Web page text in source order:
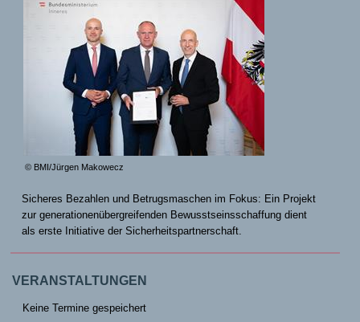
© BMI/Jürgen Makowecz
Sicheres Bezahlen und Betrugsmaschen im Fokus: Ein Projekt
zur generationenübergreifenden Bewusstseinsschaffung dient
als erste Initiative der Sicherheitspartnerschaft.
VERANSTALTUNGEN
Keine Termine gespeichert